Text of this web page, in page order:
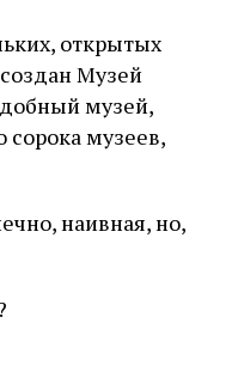
открытых
Музей
музей,
сорока музеев,
наивная, но,